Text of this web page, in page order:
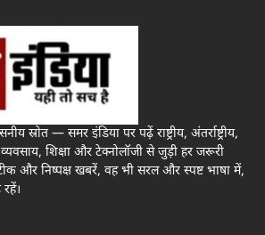
स्रोत — समर इंडिया पर पढ़ें राष्ट्रीय, अंतर्राष्ट्रीय,
शिक्षा और टेक्नोलॉजी से जुड़ी हर जरूरी
और निष्पक्ष खबरें, वह भी सरल और स्पष्ट भाषा में,